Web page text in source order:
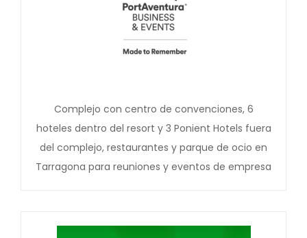
Complejo con centro de convenciones, 6
hoteles dentro del resort y 3 Ponient Hotels fuera
del complejo, restaurantes y parque de ocio en
Tarragona para reuniones y eventos de empresa